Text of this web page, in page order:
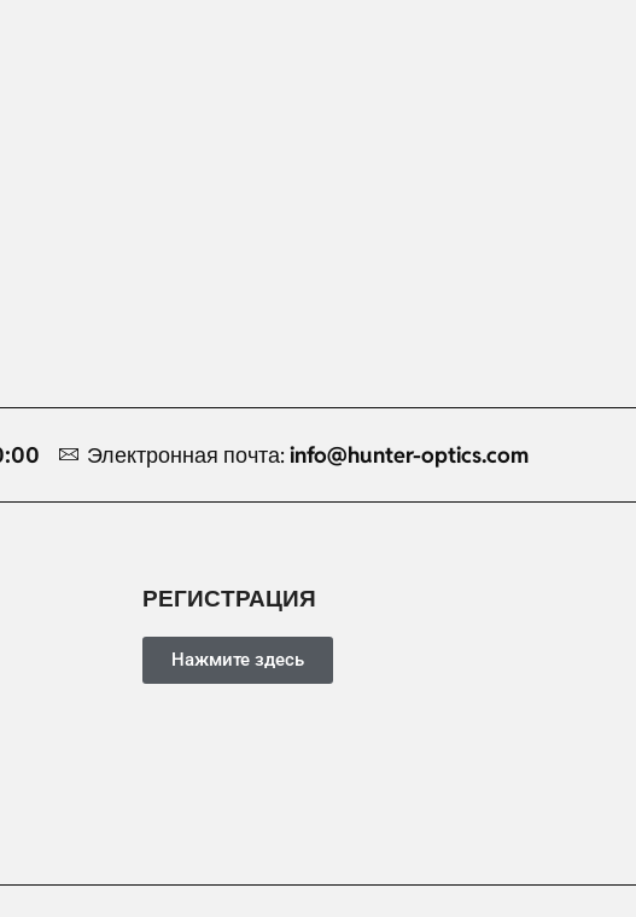
Электронная почта: info@hunter-optics.com
РЕГИСТРАЦИЯ
Нажмите здесь
Spanish